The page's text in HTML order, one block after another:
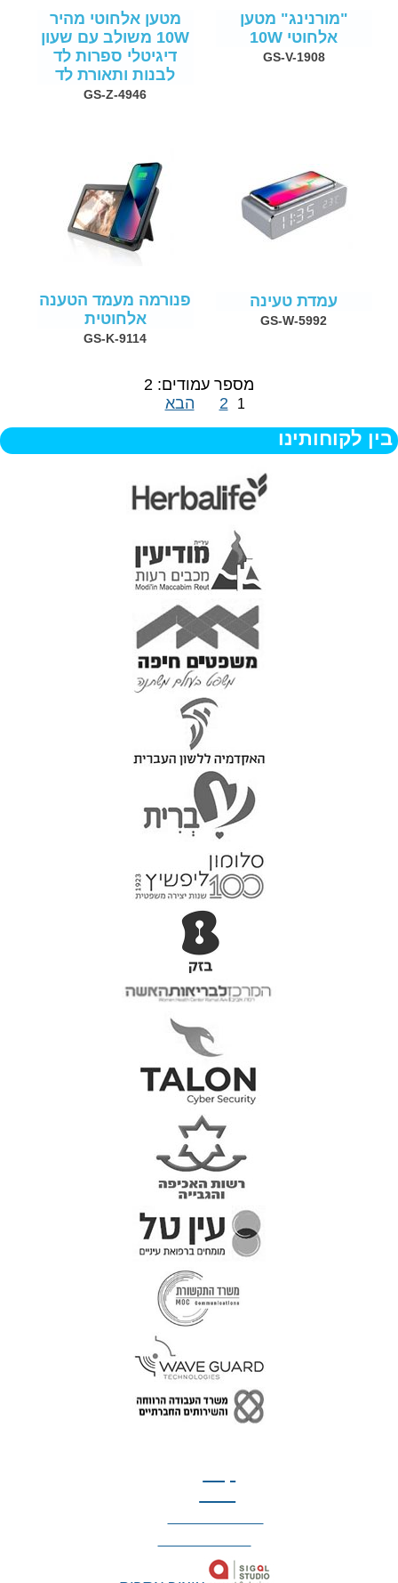
"מורנינג" מטען
אלחוטי 10W
GS-V-1908
מטען אלחוטי מהיר
10W משולב עם שעון
דיגיטלי ספרות לד
לבנות ותאורת לד
GS-Z-4946
עמדת טעינה
GS-W-5992
פנורמה מעמד הטענה
אלחוטית
GS-K-9114
מספר עמודים: 2
1
2 הבא
בין לקוחותינו